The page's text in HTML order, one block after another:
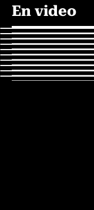
En video